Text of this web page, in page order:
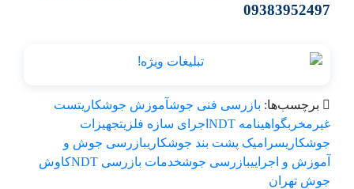
09383952497
برچسب‌ها: بازرسی فنی جوشآموزش جوشکاریتست
غیرمخربگواهینامه NDT اجرای سازه فلزیتجهیزات
جوشکاریسرامیک پشت بند جوشکاریبازرسی جوش و
آموزش و اجراییبازرسی جوشخدمات بازرسی NDT
کاوش
جوش تهران